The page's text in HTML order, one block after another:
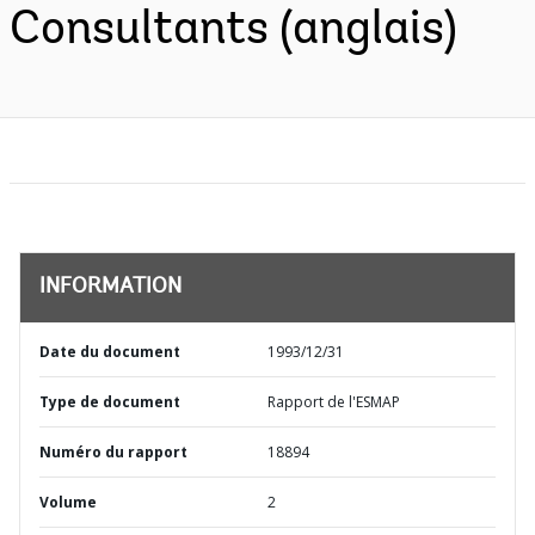
Consultants (anglais)
INFORMATION
Date du document 1993/12/31
Type de document Rapport de l'ESMAP
Numéro du rapport 18894
Volume 2